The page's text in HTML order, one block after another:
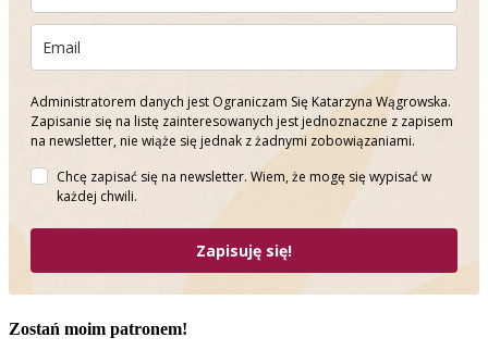
Administratorem danych jest Ograniczam Się Katarzyna Wągrowska.
Zapisanie się na listę zainteresowanych jest jednoznaczne z zapisem
na newsletter, nie wiąże się jednak z żadnymi zobowiązaniami.
Chcę zapisać się na newsletter. Wiem, że mogę się wypisać w
każdej chwili.
Zapisuję się!
Zostań moim patronem!